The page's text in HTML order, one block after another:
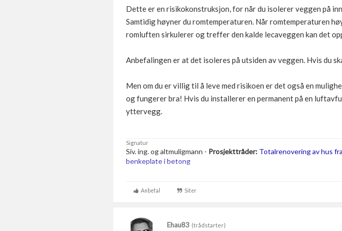
Dette er en risikokonstruksjon, for når du isolerer veggen på
Samtidig høyner du romtemperaturen. Når romtemperaturen
romluften sirkulerer og treffer den kalde lecaveggen kan det
Anbefalingen er at det isoleres på utsiden av veggen. Hvis du
Men om du er villig til å leve med risikoen er det også en
og fungerer bra! Hvis du installerer en permanent på en
yttervegg.
Signatur
Siv. ing. og altmuligmann - Prosjekttråder: Totalrenovering av hus
benkeplate i betong
Anbefal Siter
Ehau83 (trådstarter)